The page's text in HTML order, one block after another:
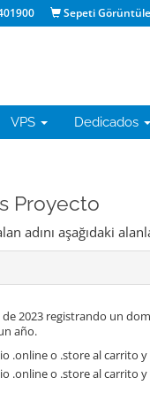
Sepeti
VPS Dedicados
Proyecto
adını aşağıdaki
de 2023 registrando un
año.
.online o .store al carrito y
.online o .store al carrito